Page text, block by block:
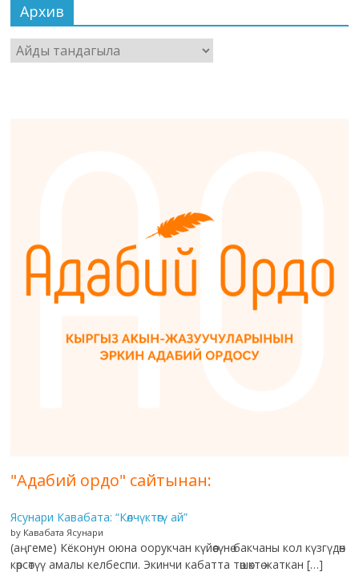
Архив
Архив
"Адабий ордо" сайтынан:
Ясунари Кавабата: “Көлчүктөгү ай”
by Кавабата Ясунари
(аңгеме) Кёконун оюна оорукчан күйөөсүнө бакчаны кол күзгүдөн
көрсөтүү амалы келбеспи. Экинчи кабатта төшөктө жаткан […]